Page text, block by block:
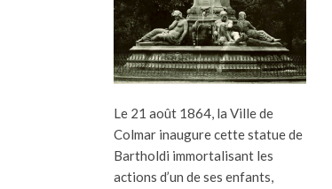
Le 21 août 1864, la Ville de
Colmar inaugure cette statue de
Bartholdi immortalisant les
actions d’un de ses enfants,